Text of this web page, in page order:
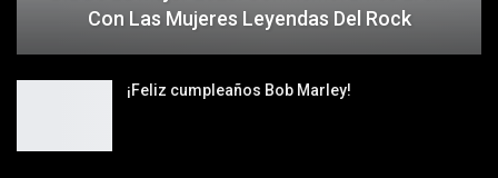
Con Las Mujeres Leyendas Del Rock
¡Feliz cumpleaños Bob Marley!